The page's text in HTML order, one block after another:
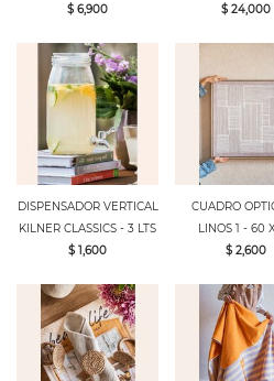
$ 6,900
$ 24,000
DISPENSADOR VERTICAL
KILNER CLASSICS - 3 LTS
$ 1,600
CUADRO
LINOS 1 - 60
$ 2,600